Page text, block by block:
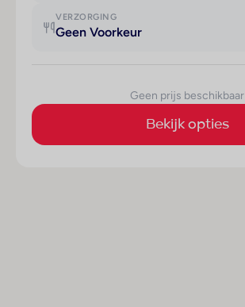
VERZORGING
Geen Voorkeur
Geen prijs beschikbaar
Bekijk opties